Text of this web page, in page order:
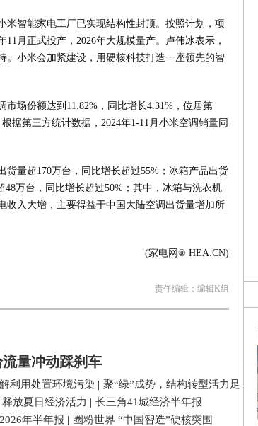
智能家电工厂已实现结构性封顶。按照计划，项
月正式投产，2026年大规模量产。卢伟冰表示，
小米会加紧建设，用硬核科技打造一座领先的智
场份额达到11.82%，同比增长4.31%，位居第
据第三方统计数据，2024年1-11月小米空调销量同
货量超170万台，同比增长超过55%；冰箱产品出货
万台，同比增长超过50%；其中，冰箱与洗衣机
收入大增，主要得益于中国大陆空调出货量增加所
(家电网® HEA.CN)
责任编辑：编辑K组
量冲动踩刹车
利用处置环境污染 | 聚“绿”成势，结构转型活力足
放夏日经济活力 | 长三角41城经济半年报
年半年报 | 圈粉世界 “中国智造”硬核突围